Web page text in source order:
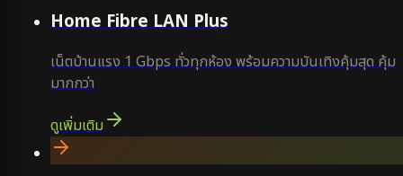
Home Fibre LAN Plus
เน็ตบ้านแรง 1 Gbps ทั่วทุกห้อง พร้อมความบันเทิงคุ้มสุด คุ้ม
มากกว่า
ดูเพิ่มเติม